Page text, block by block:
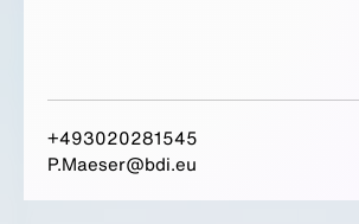
+493020281545
P.Maeser@bdi.eu